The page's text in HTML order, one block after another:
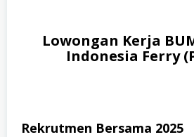
Lowongan Kerja
Indonesia Ferry
Rekrutmen Bersama 2025